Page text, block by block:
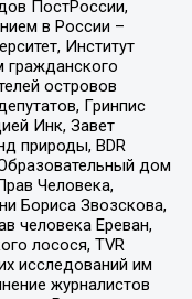
ПостРоссии,
в России –
Институт
гражданского
островов
Гринпис
Инк, Завет
природы, BDR
дом
Человека,
Бориса Звозскова,
человека Ереван,
лосося, TVR
исследований им
журналистов